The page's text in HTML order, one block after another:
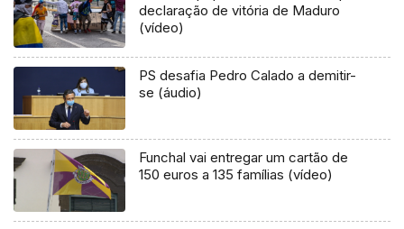
declaração de vitória de Maduro
(vídeo)
PS desafia Pedro Calado a demitir-
se (áudio)
Funchal vai entregar um cartão de
150 euros a 135 famílias (vídeo)